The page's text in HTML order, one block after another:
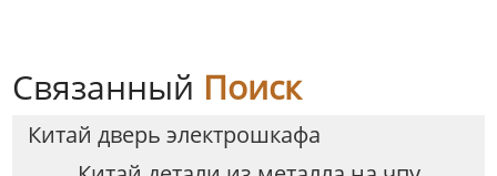
Связанный Поиск
Китай дверь электрошкафа